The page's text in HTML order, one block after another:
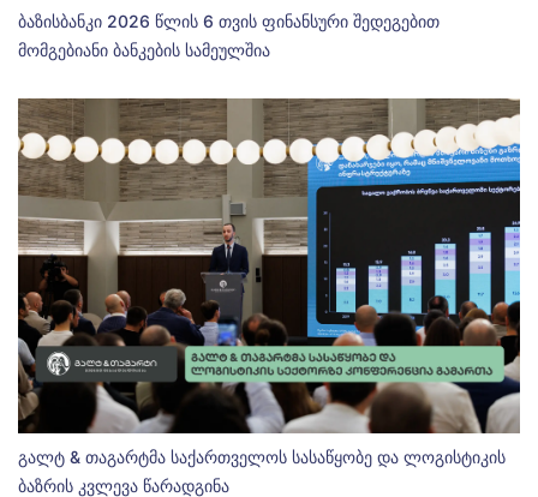
ბაზისბანკი 2026 წლის 6 თვის ფინანსური შედეგებით
მომგებიანი ბანკების სამეულშია
გალტ & თაგარტმა საქართველოს სასაწყობე და ლოგისტიკის
ბაზრის კვლევა წარადგინა